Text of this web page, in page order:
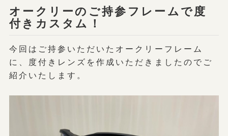
オークリーのご持参フレームで度
付きカスタム！
今回はご持参いただいたオークリーフレーム
に、度付きレンズを作成いただきましたのでご
紹介いたします。